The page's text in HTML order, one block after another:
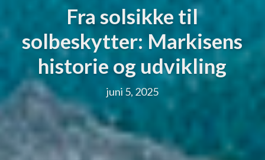
Fra solsikke til
solbeskytter: Markisens
historie og udvikling
juni 5, 2025